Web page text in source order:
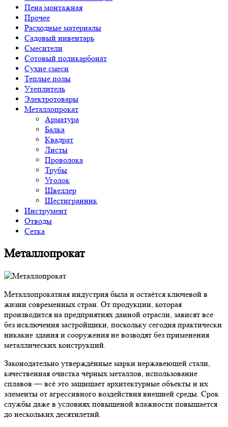
Пена монтажная
Прочее
Расходные материалы
Садовый инвентарь
Смесители
Сотовый поликарбонат
Сухие смеси
Теплые полы
Утеплитель
Электротовары
Металлопрокат
Арматура
Балка
Квадрат
Листы
Проволока
Трубы
Уголок
Швеллер
Шестигранник
Инструмент
Отводы
Сетка
Металлопрокат
Металлопрокатная индустрия была и остаётся ключевой в
жизни современных стран. От продукции, которая
производится на предприятиях данной отрасли, зависят все
без исключения застройщики, поскольку сегодня практически
никакие здания и сооружения не возводят без применения
металлических конструкций.
Законодательно утверждённые марки нержавеющей стали,
качественная очистка чёрных металлов, использование
сплавов — всё это защищает архитектурные объекты и их
элементы от агрессивного воздействия внешней среды. Срок
службы даже в условиях повышеной влажности повышается
до нескольких десятилетий.